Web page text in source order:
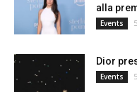
alla
Events
Dior
Events